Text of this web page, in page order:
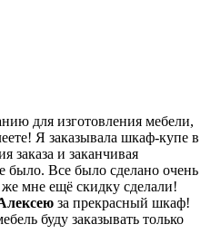
для изготовления мебели,
Я заказывала шкаф-купе в
заказа и заканчивая
Все было сделано очень
мне ещё скидку сделали!
за прекрасный шкаф!
буду заказывать только